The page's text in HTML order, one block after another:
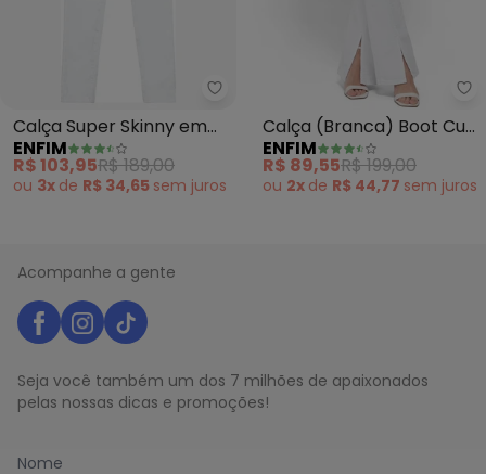
Enfim - Calça Super Skinny em
Calça Super Skinny em
Sarja (Branco)
ENFIM
R$ 103,95R$ 189,00
ou 3x de R$ 34,65 sem juros
Calça (Branca) Boot Cut
em Sarja
ENFIM
R$ 89,55R$ 199,00
ou 2x de R$ 44,77 sem juros
Acompanhe a gente
Seja você também um dos 7 milhões de apaixonados
pelas nossas dicas e promoções!
Nome